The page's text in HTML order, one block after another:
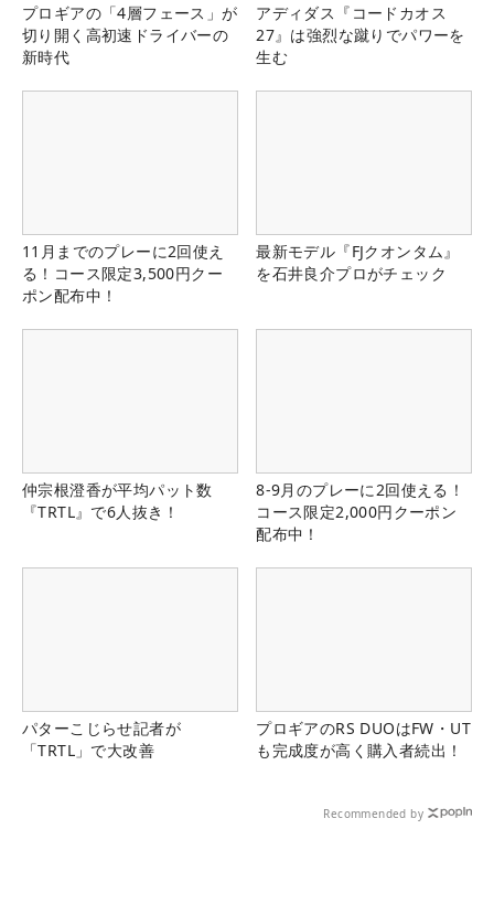
プロギアの「4層フェース」が
切り開く高初速ドライバーの
新時代
アディダス『コードカオス
27』は強烈な蹴りでパワーを
生む
11月までのプレーに2回使え
る！コース限定3,500円クー
ポン配布中！
最新モデル『FJクオンタム』
を石井良介プロがチェック
仲宗根澄香が平均パット数
『TRTL』で6人抜き！
8-9月のプレーに2回使える！
コース限定2,000円クーポン
配布中！
パターこじらせ記者が
「TRTL」で大改善
プロギアのRS DUOはFW・UT
も完成度が高く購入者続出！
Recommended by